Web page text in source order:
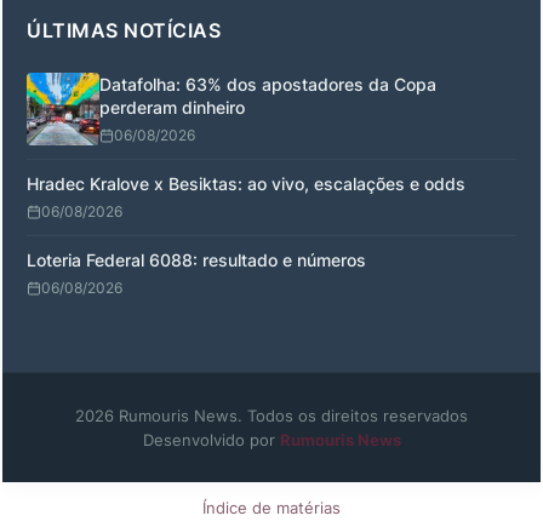
ÚLTIMAS NOTÍCIAS
Datafolha: 63% dos apostadores da Copa
perderam dinheiro
06/08/2026
Hradec Kralove x Besiktas: ao vivo, escalações e odds
06/08/2026
Loteria Federal 6088: resultado e números
06/08/2026
2026 Rumouris News. Todos os direitos reservados
Desenvolvido por Rumouris News
Índice de matérias